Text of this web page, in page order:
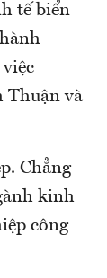
tế biển
Thuận và
Chẳng
kinh
công